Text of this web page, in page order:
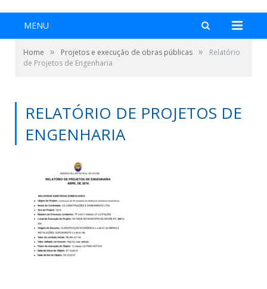
MENU
Home » Projetos e execução de obras públicas »
Relatório
de Projetos de Engenharia
RELATÓRIO DE PROJETOS DE
ENGENHARIA